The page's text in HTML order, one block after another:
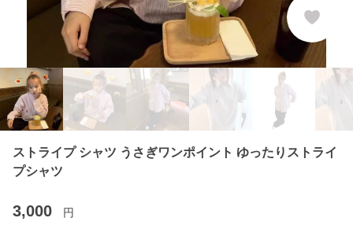
ストライプ シャツ うさぎワンポイント ゆったりストライ
プシャツ
3,000 円